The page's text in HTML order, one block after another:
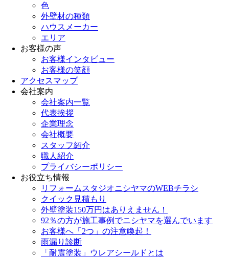
色
外壁材の種類
ハウスメーカー
エリア
お客様の声
お客様インタビュー
お客様の笑顔
アクセスマップ
会社案内
会社案内一覧
代表挨拶
企業理念
会社概要
スタッフ紹介
職人紹介
プライバシーポリシー
お役立ち情報
リフォームスタジオニシヤマのWEBチラシ
クイック見積もり
外壁塗装150万円はありえません！
92％の方が施工事例でニシヤマを選んでいます
お客様へ「2つ」の注意喚起！
雨漏り診断
「耐震塗装」ウレアシールドとは